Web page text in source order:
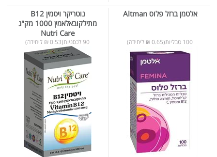
אלטמן ברזל פלוס Altman
100 טבליות(0.65 ₪ ליחידה)
נוטריקר ויטמין B12
מתילקובאלאמין 1000 מק"ג
Nutri Care
90 לכסניות(0.53 ₪ ליחידה)